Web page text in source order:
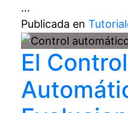
…
Publicada en
El Control